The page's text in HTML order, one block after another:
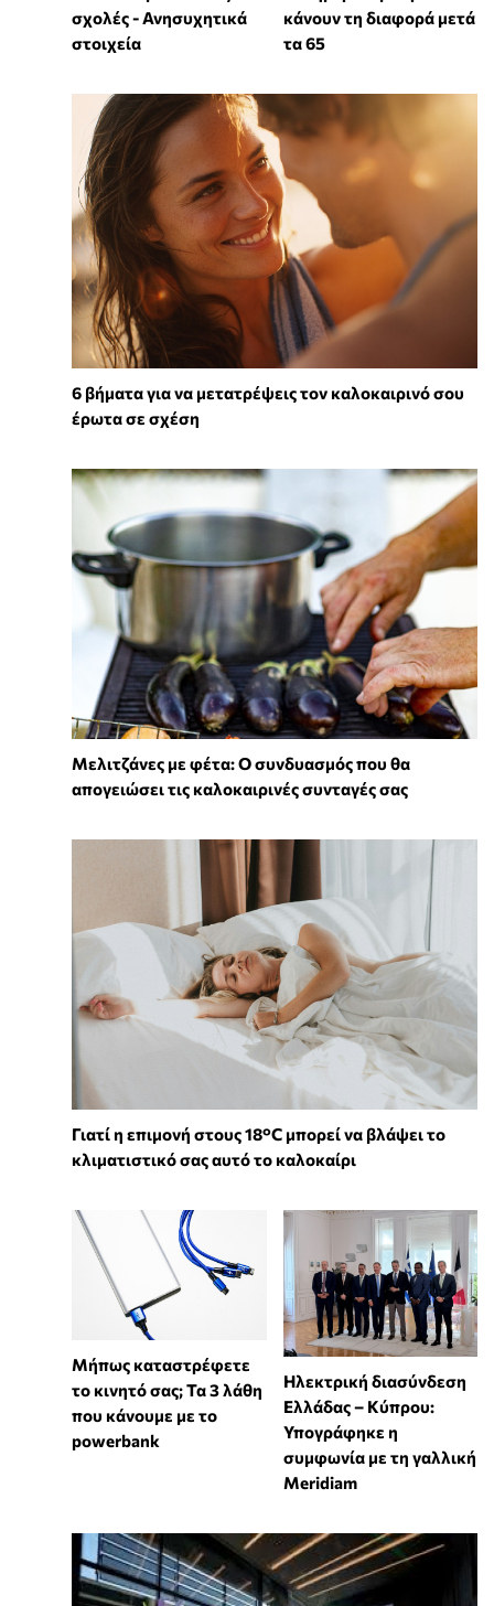
σχολές - Ανησυχητικά
στοιχεία
κάνουν τη διαφορά μετά
τα 65
6 βήματα για να μετατρέψεις τον καλοκαιρινό σου
έρωτα σε σχέση
Μελιτζάνες με φέτα: Ο συνδυασμός που θα
απογειώσει τις καλοκαιρινές συνταγές σας
Γιατί η επιμονή στους 18°C μπορεί να βλάψει το
κλιματιστικό σας αυτό το καλοκαίρι
Μήπως καταστρέφετε
το κινητό σας; Τα 3 λάθη
που κάνουμε με το
powerbank
Ηλεκτρική διασύνδεση
Ελλάδας – Κύπρου:
Υπογράφηκε η
συμφωνία με τη γαλλική
Meridiam